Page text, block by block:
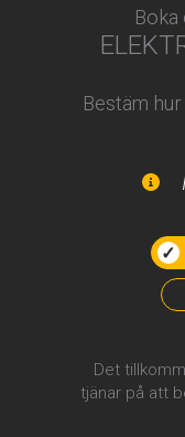
Bestäm
Det
tjänar på att